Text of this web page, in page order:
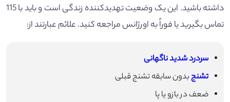
داشته باشید. این یک وضعیت تهدید‌کننده زندگی است و باید با 115
تماس بگیرید یا فوراً به اورژانس مراجعه کنید. علائم عبارتند از:
سردرد شدید ناگهانی
تشنجبدون سابقه تشنج قبلی
ضعف در بازو یا پا